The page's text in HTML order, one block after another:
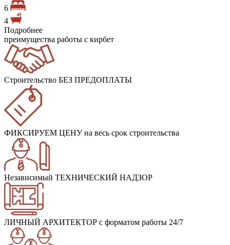
6
4
Подробнее
преимущества работы с кирбет
Строительство БЕЗ ПРЕДОПЛАТЫ
ФИКСИРУЕМ ЦЕНУна весь срок строительства
Независимый ТЕХНИЧЕСКИЙ НАДЗОР
ЛИЧНЫЙ АРХИТЕКТОР с форматом работы 24/7